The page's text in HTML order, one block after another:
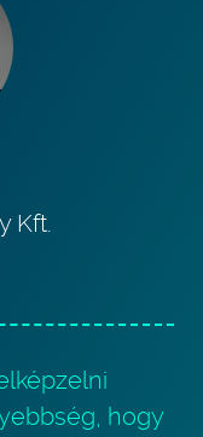
Kft.
hogy